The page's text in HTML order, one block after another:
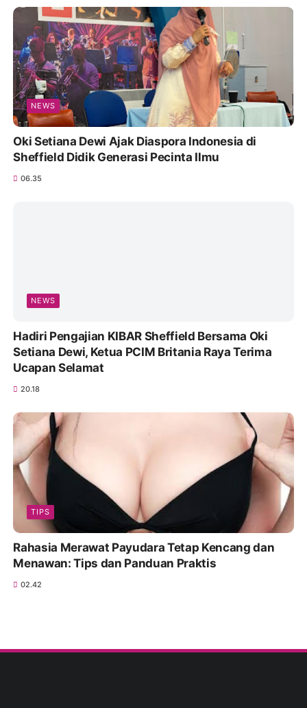
NEWS
Oki Setiana Dewi Ajak Diaspora Indonesia di
Sheffield Didik Generasi Pecinta Ilmu
06.35
NEWS
Hadiri Pengajian KIBAR Sheffield Bersama Oki
Setiana Dewi, Ketua PCIM Britania Raya Terima
Ucapan Selamat
20.18
TIPS
Rahasia Merawat Payudara Tetap Kencang dan
Menawan: Tips dan Panduan Praktis
02.42